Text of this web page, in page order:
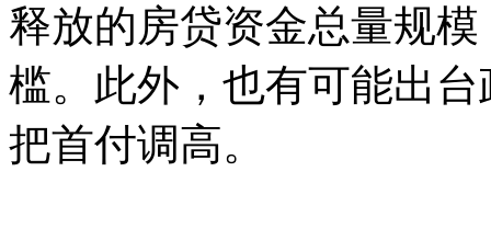
释放的房贷资金总量规
槛。此外，也有可能出
把首付调高。